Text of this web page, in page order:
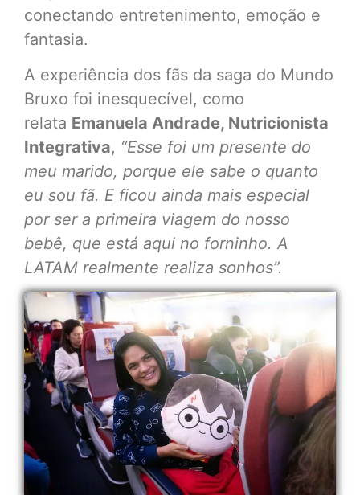
conectando entretenimento, emoção e
fantasia.
A experiência dos fãs da saga do Mundo
Bruxo foi inesquecível, como
relata Emanuela Andrade, Nutricionista
Integrativa, “Esse foi um presente do
meu marido, porque ele sabe o quanto
eu sou fã. E ficou ainda mais especial
por ser a primeira viagem do nosso
bebê, que está aqui no forninho. A
LATAM realmente realiza sonhos”.